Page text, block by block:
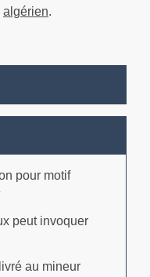
algérien.
pour motif
peut invoquer
au mineur